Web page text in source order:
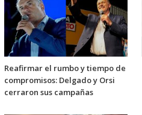
Reafirmar el rumbo y tiempo de
compromisos: Delgado y Orsi
cerraron sus campañas